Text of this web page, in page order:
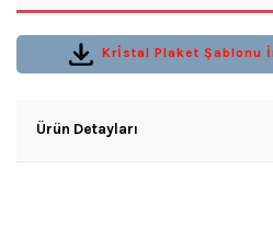
Krİstal Plaket Şablonu
Ürün Detayları